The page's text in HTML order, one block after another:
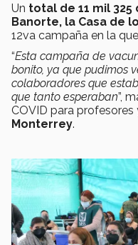
Un total de 11 mil 325
Banorte, la Casa de
12va campaña en la
“Esta campaña de
bonito, ya que pudimos
colaboradores que
que tanto esperaban”,
COVID para
Monterrey.